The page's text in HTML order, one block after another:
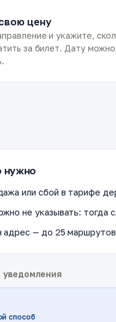
цену
и укажите,
за билет. Дату
нужно
или сбой в тарифе
не указывать: тогда
адрес — до 25
уведомления
способ